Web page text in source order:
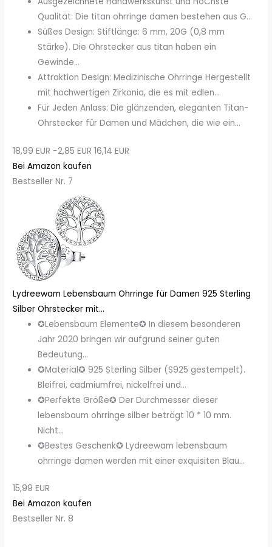
Qualität: Die titan ohrringe damen bestehen aus G...
Süßes Design: Stiftlänge: 6 mm, 20G (0,8 mm
Stärke). Die Ohrstecker aus titan haben ein
Gewinde...
Attraktion Design: Medizinische Ohrringe Hergestellt
mit hochwertigen Zirkonia, die es mit edlen...
Für Jeden Anlass: Die glänzenden, eleganten Titan-
Ohrstecker für Damen und Mädchen, die wie ein...
18,99 EUR −2,85 EUR 16,14 EUR
Bei Amazon kaufen
Bestseller Nr. 7
Lydreewam Lebensbaum Ohrringe für Damen 925 Sterling
Silber Ohrstecker mit...
✪Lebensbaum Elemente✪ In diesem besonderen
Jahr 2020 bringen wir aufgrund seiner guten
Bedeutung...
✪Material✪ 925 Sterling Silber (S925 gestempelt).
Bleifrei, cadmiumfrei, nickelfrei und...
✪Perfekte Größe✪ Der Durchmesser dieser
lebensbaum ohrringe silber beträgt 10 * 10 mm.
Nicht...
✪Bestes Geschenk✪ Lydreewam lebensbaum
ohrringe damen werden mit einer exquisiten Blau...
15,99 EUR
Bei Amazon kaufen
Bestseller Nr. 8